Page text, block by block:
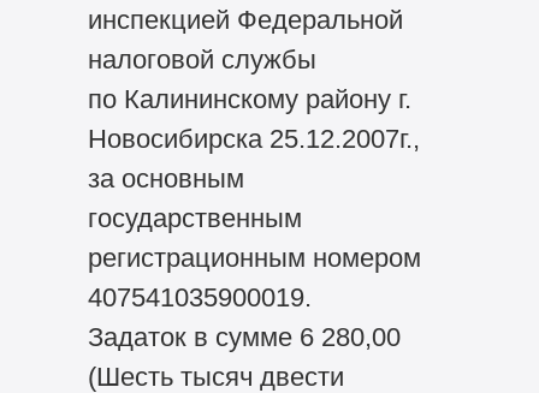
инспекцией Федеральной
налоговой службы
по Калининскому району г.
Новосибирска 25.12.2007г.,
за основным
государственным
регистрационным номером
407541035900019.
Задаток в сумме 6 280,00
(Шесть тысяч двести